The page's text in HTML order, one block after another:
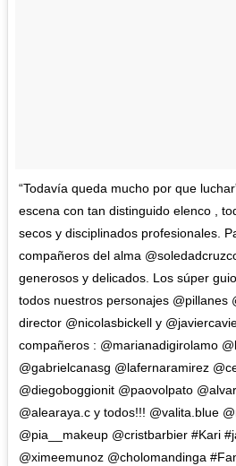
“Todavía queda mucho por que
escena con tan distinguido elenco ,
secos y disciplinados profesionales.
compañeros del alma
generosos y delicados. Los súper
todos nuestros personajes @pillanes
director @nicolasbickell y
compañeros : @marianadigirolamo
@gabrielcanasg @lafernaramirez
@diegoboggionit @paovolpato
@alearaya.c y todos!!! @valita.blue
@pia__makeup @cristbarbier #Kari
@ximeemunoz @cholomandinga